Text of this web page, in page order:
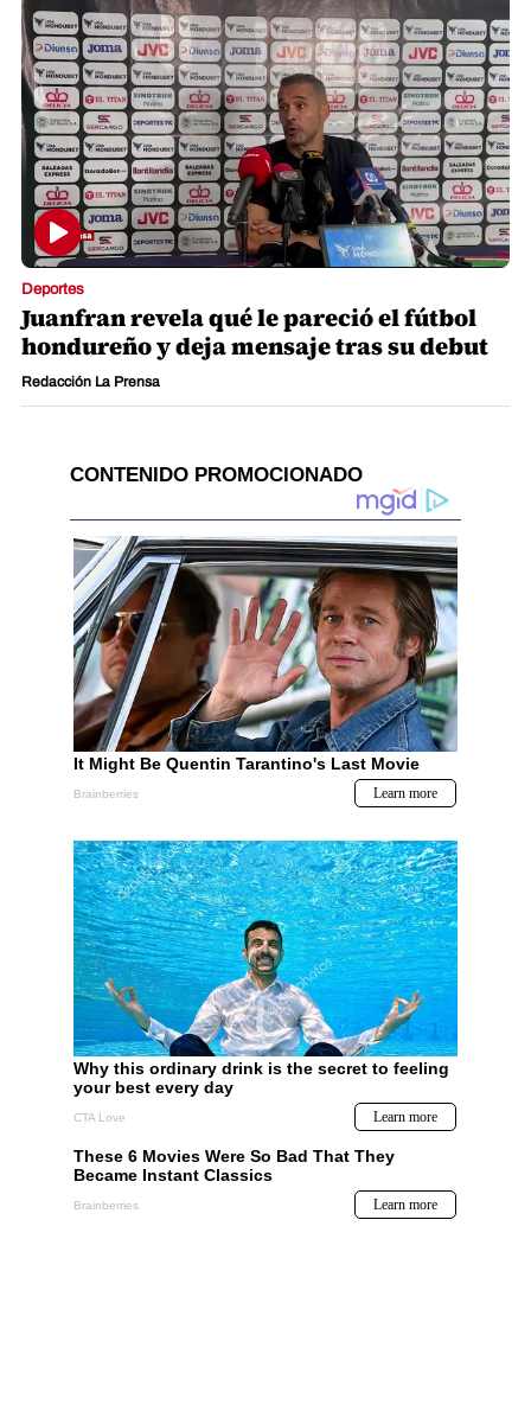
Deportes
Juanfran revela qué le pareció el fútbol
hondureño y deja mensaje tras su debut
Redacción La Prensa